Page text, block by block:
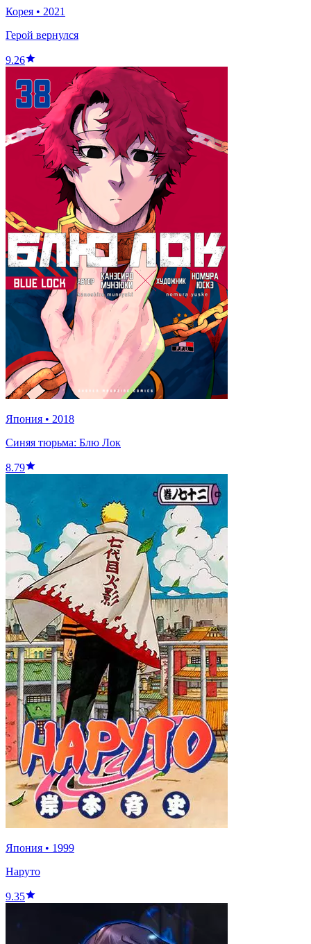
Корея • 2021
Герой вернулся
9.26
Япония • 2018
Синяя тюрьма: Блю Лок
8.79
Япония • 1999
Наруто
9.35